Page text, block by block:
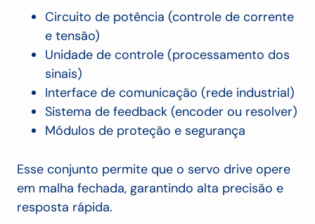
Circuito de potência (controle de corrente
e tensão)
Unidade de controle (processamento dos
sinais)
Interface de comunicação (rede industrial)
Sistema de feedback (encoder ou resolver)
Módulos de proteção e segurança
Esse conjunto permite que o servo drive opere
em malha fechada, garantindo alta precisão e
resposta rápida.